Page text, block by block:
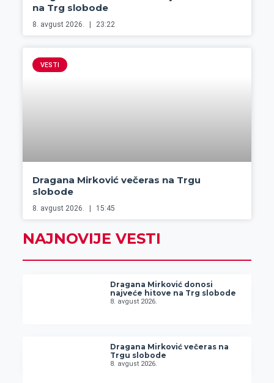
na Trg slobode
8. avgust 2026. 23:22
VESTI
Dragana Mirković večeras na Trgu
slobode
8. avgust 2026. 15:45
NAJNOVIJE VESTI
Dragana Mirković donosi
najveće hitove na Trg slobode
8. avgust 2026.
Dragana Mirković večeras na
Trgu slobode
8. avgust 2026.